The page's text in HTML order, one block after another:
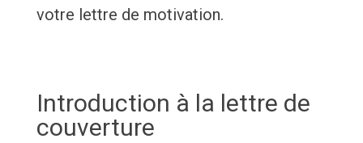
votre lettre de motivation.
Introduction à la lettre de
couverture